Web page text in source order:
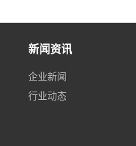
新闻资讯
企业新闻
行业动态